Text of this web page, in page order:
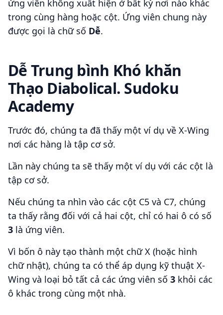
ứng viên không xuất hiện ở bất kỳ nơi nào khác
trong cùng hàng hoặc cột. Ứng viên chung này
được gọi là chữ số Dễ.
Dễ Trung bình Khó khăn
Thạo Diabolical. Sudoku
Academy
Trước đó, chúng ta đã thấy một ví dụ về X-Wing
nơi các hàng là tập cơ sở.
Lần này chúng ta sẽ thấy một ví dụ với các cột là
tập cơ sở.
Nếu chúng ta nhìn vào các cột C5 và C7, chúng
ta thấy rằng đối với cả hai cột, chỉ có hai ô có số
3 là ứng viên.
Vì bốn ô này tạo thành một chữ X (hoặc hình
chữ nhật), chúng ta có thể áp dụng kỹ thuật X-
Wing và loại bỏ tất cả các ứng viên số 3 khỏi các
ô khác trong cùng một nhà.